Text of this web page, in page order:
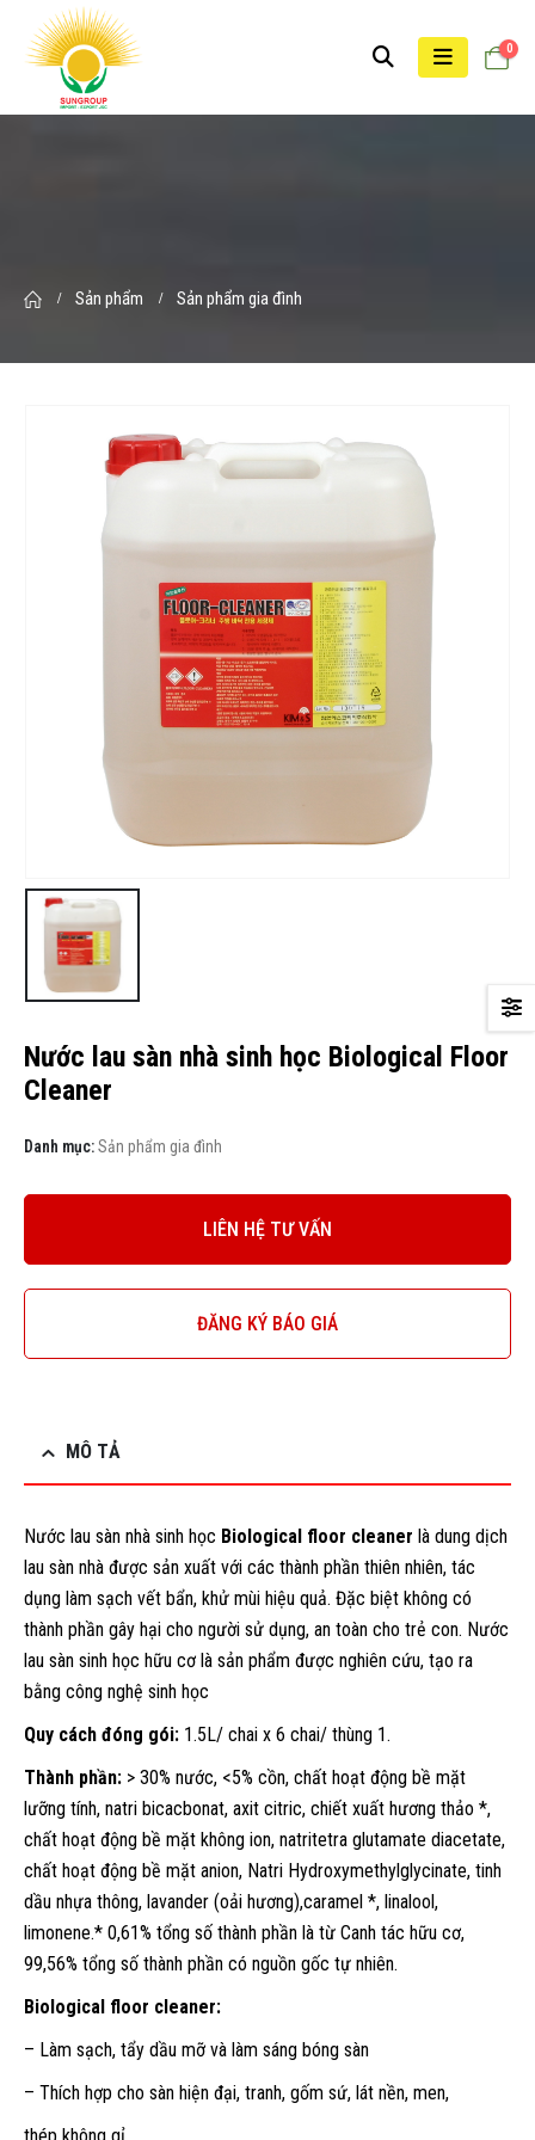
0
Sản phẩm Sản phẩm gia đình
Nước lau sàn nhà sinh học Biological Floor
Cleaner
Danh mục:Sản phẩm gia đình
LIÊN HỆ TƯ VẤN
ĐĂNG KÝ BÁO GIÁ
MÔ TẢ
Nước lau sàn nhà sinh học Biological floor cleaner là dung dịch
lau sàn nhà được sản xuất với các thành phần thiên nhiên, tác
dụng làm sạch vết bẩn, khử mùi hiệu quả. Đặc biệt không có
thành phần gây hại cho người sử dụng, an toàn cho trẻ con. Nước
lau sàn sinh học hữu cơ là sản phẩm được nghiên cứu, tạo ra
bằng công nghệ sinh học
Quy cách đóng gói: 1.5L/ chai x 6 chai/ thùng 1.
Thành phần: > 30% nước, <5% cồn, chất hoạt động bề mặt
lưỡng tính, natri bicacbonat, axit citric, chiết xuất hương thảo *,
chất hoạt động bề mặt không ion, natritetra glutamate diacetate,
chất hoạt động bề mặt anion, Natri Hydroxymethylglycinate, tinh
dầu nhựa thông, lavander (oải hương),caramel *, linalool,
limonene.* 0,61% tổng số thành phần là từ Canh tác hữu cơ,
99,56% tổng số thành phần có nguồn gốc tự nhiên.
Biological floor cleaner:
– Làm sạch, tẩy dầu mỡ và làm sáng bóng sàn
– Thích hợp cho sàn hiện đại, tranh, gốm sứ, lát nền, men,